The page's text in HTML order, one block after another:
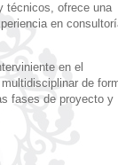
técnicos, ofrece una
en
en el
de
fases de proyecto y